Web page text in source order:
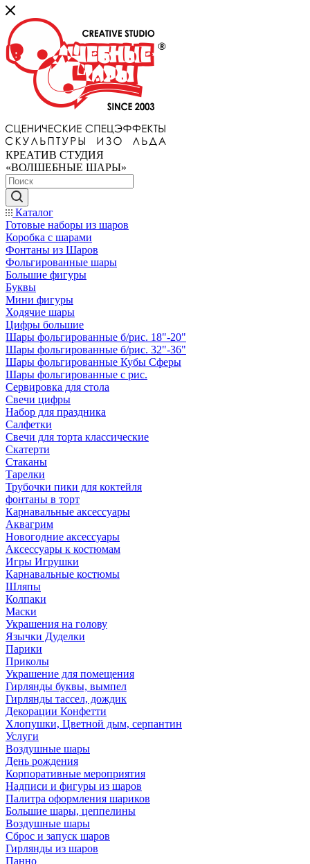
КРЕАТИВ СТУДИЯ
«ВОЛШЕБНЫЕ ШАРЫ»
Каталог
Готовые наборы из шаров
Коробка с шарами
Фонтаны из Шаров
Фольгированные шары
Большие фигуры
Буквы
Мини фигуры
Ходячие шары
Цифры большие
Шары фольгированные б/рис. 18"-20"
Шары фольгированные б/рис. 32"-36"
Шары фольгированные Кубы Сферы
Шары фольгированные с рис.
Сервировка для стола
Свечи цифры
Набор для праздника
Салфетки
Свечи для торта классические
Скатерти
Стаканы
Тарелки
Трубочки пики для коктейля
фонтаны в торт
Карнавальные аксессуары
Аквагрим
Новогодние аксессуары
Аксессуары к костюмам
Игры Игрушки
Карнавальные костюмы
Шляпы
Колпаки
Маски
Украшения на голову
Язычки Дуделки
Парики
Приколы
Украшение для помещения
Гирлянды буквы, вымпел
Гирлянды тассел, дождик
Декорации Конфетти
Хлопушки, Цветной дым, серпантин
Услуги
Воздушные шары
День рождения
Корпоративные мероприятия
Надписи и фигуры из шаров
Палитра оформления шариков
Большие шары, цеппелины
Воздушные шары
Сброс и запуск шаров
Гирлянды из шаров
Панно